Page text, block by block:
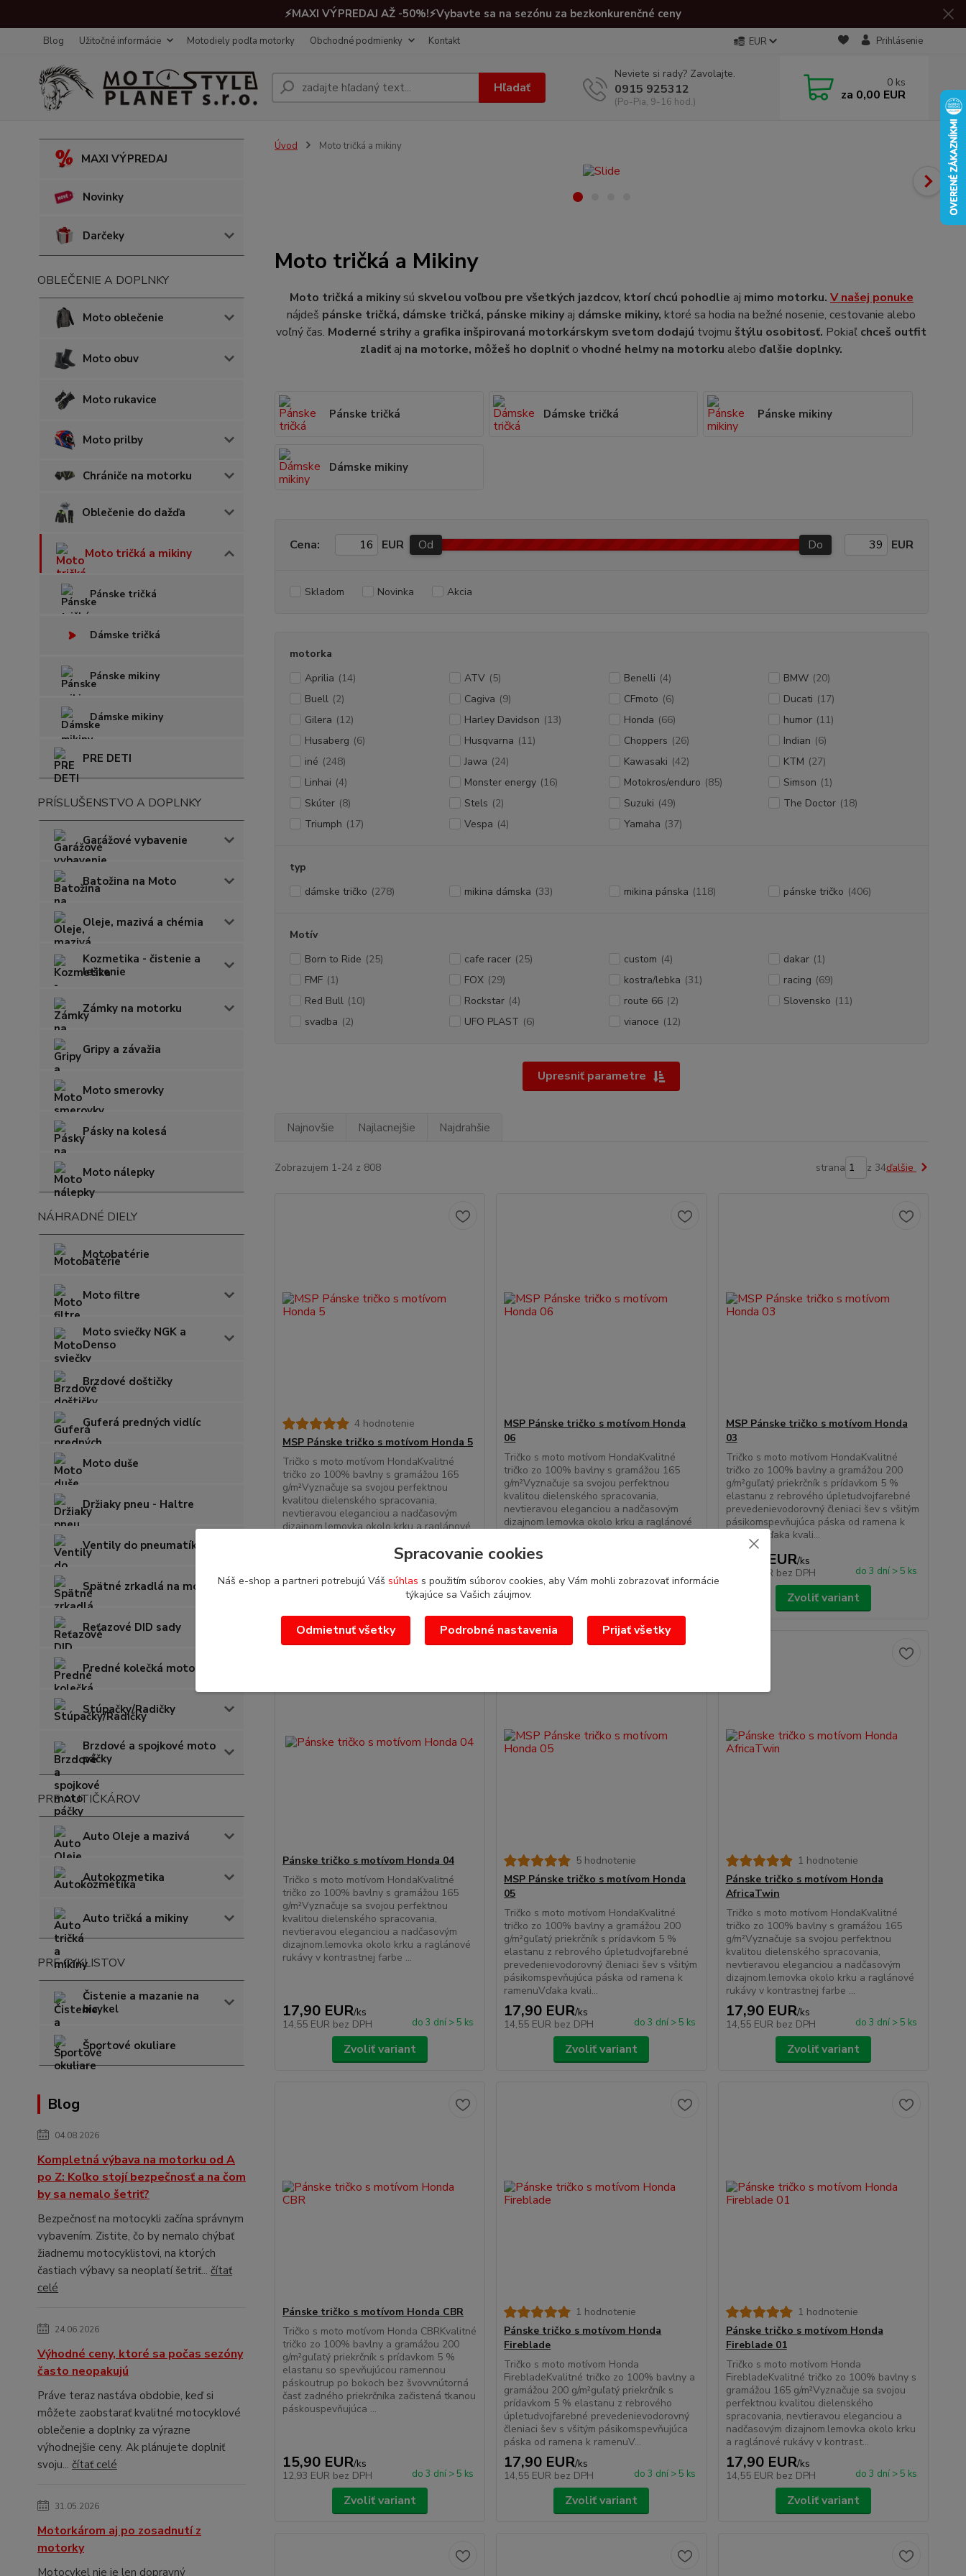
⚡MAXI VÝPREDAJ AŽ -50%!⚡Vybavte sa na sezónu za bezkonkurenčné ceny
Blog Užitočné informácie Motodiely podľa motorky Obchodné podmienky Kontakt EUR Prihlásenie
Hľadať
Neviete si rady? Zavolajte.
0915 925312
(Po-Pia, 9-16 hod.)
0 ks
za 0,00 EUR
MAXI VÝPREDAJ
Novinky
Darčeky
OBLEČENIE A DOPLNKY
Moto oblečenie
Moto obuv
Moto rukavice
Moto prilby
Chrániče na motorku
Oblečenie do dažďa
Moto tričká a mikiny
Pánske tričká
Dámske tričká
Pánske mikiny
Dámske mikiny
PRE DETI
PRÍSLUŠENSTVO A DOPLNKY
Garážové vybavenie
Batožina na Moto
Oleje, mazivá a chémia
Kozmetika - čistenie a
leštenie
Zámky na motorku
Gripy a závažia
Moto smerovky
Pásky na kolesá
Moto nálepky
NÁHRADNÉ DIELY
Motobatérie
Moto filtre
Moto sviečky NGK a
Denso
Brzdové doštičky
Guferá predných vidlíc
Moto duše
Držiaky pneu - Haltre
Ventily do pneumatík
Spätné zrkadlá na moto
Reťazové DID sady
Predné kolečká moto JT
Stúpačky/Radičky
Brzdové a spojkové moto
páčky
PRE AUTIČKÁROV
Auto Oleje a mazivá
Autokozmetika
Auto tričká a mikiny
PRE CYKLISTOV
Čistenie a mazanie na
bicykel
Športové okuliare
Blog
04.08.2026
Kompletná výbava na motorku od A
po Z: Koľko stojí bezpečnosť a na čom
by sa nemalo šetriť?
Bezpečnosť na motocykli začína správnym
vybavením. Zistite, čo by nemalo chýbať
žiadnemu motocyklistovi, na ktorých
častiach výbavy sa neoplatí šetriť... čítať
celé
24.06.2026
Výhodné ceny, ktoré sa počas sezóny
často neopakujú
Práve teraz nastáva obdobie, keď si
môžete zaobstarať kvalitné motocyklové
oblečenie a doplnky za výrazne
výhodnejšie ceny. Ak plánujete doplniť
svoju... čítať celé
31.05.2026
Motorkárom aj po zosadnutí z
motorky
Motocykel nie je len dopravný
Úvod Moto tričká a mikiny
Moto tričká a Mikiny
Moto tričká a mikinysú skvelou voľbou pre všetkých jazdcov, ktorí chcú pohodlie aj mimo motorku. V našej ponuke
nájdeš pánske tričká, dámske tričká, pánske mikinyaj dámske mikiny, ktoré sa hodia na bežné nosenie, cestovanie alebo
voľný čas. Moderné strihya grafika inšpirovaná motorkárskym svetom dodajú tvojmu štýlu osobitosť. Pokiaľ chceš outfit
zladiť aj na motorke, môžeš ho doplniť ovhodné helmy na motorku aleboďalšie doplnky.
Pánske tričká Dámske tričká Pánske mikiny
Dámske mikiny
Upresniť parametre
Cena: EUR Od Do EUR
Skladom Novinka Akcia
motorka
Aprilia (14) ATV (5) Benelli (4) BMW (20)
Buell (2) Cagiva (9) CFmoto (6) Ducati (17)
Gilera (12) Harley Davidson (13) Honda (66) humor (11)
Husaberg (6) Husqvarna (11) Choppers (26) Indian (6)
iné (248) Jawa (24) Kawasaki (42) KTM (27)
Linhai (4) Monster energy (16) Motokros/enduro (85) Simson (1)
Skúter (8) Stels (2) Suzuki (49) The Doctor (18)
Triumph (17) Vespa (4) Yamaha (37)
typ
dámske tričko (278) mikina dámska (33) mikina pánska (118) pánske tričko (406)
Motív
Born to Ride (25) cafe racer (25) custom (4) dakar (1)
FMF (1) FOX (29) kostra/lebka (31) racing (69)
Red Bull (10) Rockstar (4) route 66 (2) Slovensko (11)
svadba (2) UFO PLAST (6) vianoce (12)
Najnovšie Najlacnejšie Najdrahšie
Zobrazujem 1-24 z 808 strana z 34ďalšie
4 hodnotenie
MSP Pánske tričko s motívom Honda 5
Tričko s moto motívom HondaKvalitné
tričko zo 100% bavlny s gramážou 165
g/m²Vyznačuje sa svojou perfektnou
kvalitou dielenského spracovania,
nevtieravou eleganciou a nadčasovým
dizajnom.lemovka okolo krku a raglánové
bez DPH
Zvoliť variant
MSP Pánske tričko s motívom Honda
06
Tričko s moto motívom HondaKvalitné
tričko zo 100% bavlny s gramážou 165
g/m²Vyznačuje sa svojou perfektnou
kvalitou dielenského spracovania,
nevtieravou eleganciou a nadčasovým
dizajnom.lemovka okolo krku a raglánové
17,90 EUR
bez DPH
MSP Pánske tričko s motívom Honda
03
Tričko s moto motívom HondaKvalitné
tričko zo 100% bavlny a gramážou 200
g/m²guľatý priekrčník s prídavkom 5 %
elastanu z rebrového úpletudvojfarebné
prevedenievodorovný členiaci šev s všitým
pásikomspevňujúca páska od ramena k
ramenuVďaka kvali...
17,90 EUR/ks
14,55 EUR bez DPH do 3 dní > 5 ks
Zvoliť variant
Pánske tričko s motívom Honda 04
Tričko s moto motívom HondaKvalitné
tričko zo 100% bavlny s gramážou 165
g/m²Vyznačuje sa svojou perfektnou
kvalitou dielenského spracovania,
nevtieravou eleganciou a nadčasovým
dizajnom.lemovka okolo krku a raglánové
rukávy v kontrastnej farbe ...
17,90 EUR/ks
14,55 EUR bez DPH do 3 dní > 5 ks
Zvoliť variant
5 hodnotenie
MSP Pánske tričko s motívom Honda
05
Tričko s moto motívom HondaKvalitné
tričko zo 100% bavlny a gramážou 200
g/m²guľatý priekrčník s prídavkom 5 %
elastanu z rebrového úpletudvojfarebné
prevedenievodorovný členiaci šev s všitým
pásikomspevňujúca páska od ramena k
ramenuVďaka kvali...
17,90 EUR/ks
14,55 EUR bez DPH do 3 dní > 5 ks
Zvoliť variant
1 hodnotenie
Pánske tričko s motívom Honda
AfricaTwin
Tričko s moto motívom HondaKvalitné
tričko zo 100% bavlny s gramážou 165
g/m²Vyznačuje sa svojou perfektnou
kvalitou dielenského spracovania,
nevtieravou eleganciou a nadčasovým
dizajnom.lemovka okolo krku a raglánové
rukávy v kontrastnej farbe ...
17,90 EUR/ks
14,55 EUR bez DPH do 3 dní > 5 ks
Zvoliť variant
Pánske tričko s motívom Honda CBR
Tričko s moto motívom Honda CBRKvalitné
tričko zo 100% bavlny a gramážou 200
g/m²guľatý priekrčník s prídavkom 5 %
elastanu so spevňujúcou ramennou
páskoutrup po bokoch bez švovvnútorná
časť zadného priekrčníka začistená tkanou
páskouspevňujúca ...
15,90 EUR/ks
12,93 EUR bez DPH do 3 dní > 5 ks
Zvoliť variant
1 hodnotenie
Pánske tričko s motívom Honda
Fireblade
Tričko s moto motívom Honda
FirebladeKvalitné tričko zo 100% bavlny a
gramážou 200 g/m²guľatý priekrčník s
prídavkom 5 % elastanu z rebrového
úpletudvojfarebné prevedenievodorovný
členiaci šev s všitým pásikomspevňujúca
páska od ramena k ramenuV...
17,90 EUR/ks
14,55 EUR bez DPH do 3 dní > 5 ks
Zvoliť variant
1 hodnotenie
Pánske tričko s motívom Honda
Fireblade 01
Tričko s moto motívom Honda
FirebladeKvalitné tričko zo 100% bavlny s
gramážou 165 g/m²Vyznačuje sa svojou
perfektnou kvalitou dielenského
spracovania, nevtieravou eleganciou a
nadčasovým dizajnom.lemovka okolo krku
a raglánové rukávy v kontrast...
17,90 EUR/ks
14,55 EUR bez DPH do 3 dní > 5 ks
Zvoliť variant
Spracovanie cookies
Náš e-shop a partneri potrebujú Váš súhlas s použitím súborov cookies, aby Vám mohli zobrazovať informácie
týkajúce sa Vašich záujmov.
Odmietnuť všetky Podrobné nastavenia Prijať všetky